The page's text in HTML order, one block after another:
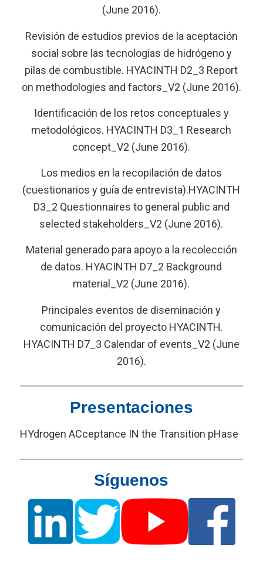
(June 2016).
Revisión de estudios previos de la aceptación
social sobre las tecnologías de hidrógeno y
pilas de combustible. HYACINTH D2_3 Report
on methodologies and factors_V2 (June 2016).
Identificación de los retos conceptuales y
metodológicos. HYACINTH D3_1 Research
concept_V2 (June 2016).
Los medios en la recopilación de datos
(cuestionarios y guía de entrevista).HYACINTH
D3_2 Questionnaires to general public and
selected stakeholders_V2 (June 2016).
Material generado para apoyo a la recolección
de datos. HYACINTH D7_2 Background
material_V2 (June 2016).
Principales eventos de diseminación y
comunicación del proyecto HYACINTH.
HYACINTH D7_3 Calendar of events_V2 (June
2016).
Presentaciones
HYdrogen ACceptance IN the Transition pHase
Síguenos